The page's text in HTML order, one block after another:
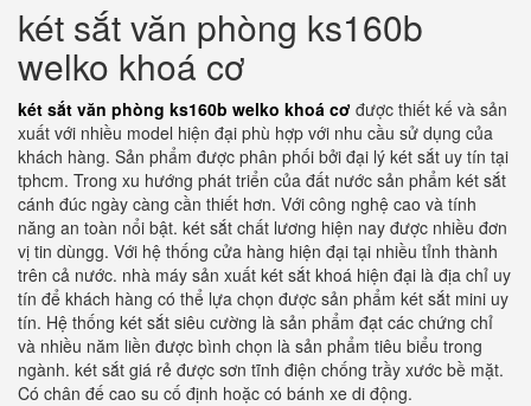
két sắt văn phòng ks160b
welko khoá cơ
két sắt văn phòng ks160b welko khoá cơ được thiết kế và sản
xuất với nhiều model hiện đại phù hợp với nhu cầu sử dụng của
khách hàng. Sản phẩm được phân phối bởi đại lý két sắt uy tín tại
tphcm. Trong xu hướng phát triển của đất nước sản phẩm két sắt
cánh đúc ngày càng cần thiết hơn. Với công nghệ cao và tính
năng an toàn nổi bật. két sắt chất lương hiện nay được nhiều đơn
vị tin dùngg. Với hệ thống cửa hàng hiện đại tại nhiều tỉnh thành
trên cả nước. nhà máy sản xuất két sắt khoá hiện đại là địa chỉ uy
tín để khách hàng có thể lựa chọn được sản phẩm két sắt mini uy
tín. Hệ thống két sắt siêu cường là sản phẩm đạt các chứng chỉ
và nhiều năm liền được bình chọn là sản phẩm tiêu biểu trong
ngành. két sắt giá rẻ được sơn tĩnh điện chống trầy xước bề mặt.
Có chân đế cao su cố định hoặc có bánh xe di động.